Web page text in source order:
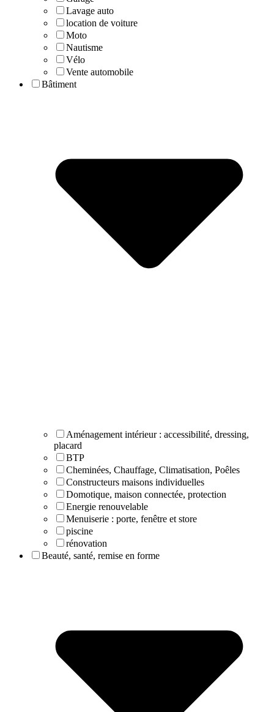
Lavage auto
location de voiture
Moto
Nautisme
Vélo
Vente automobile
Bâtiment
Aménagement intérieur : accessibilité, dressing,
placard
BTP
Cheminées, Chauffage, Climatisation, Poêles
Constructeurs maisons individuelles
Domotique, maison connectée, protection
Energie renouvelable
Menuiserie : porte, fenêtre et store
piscine
rénovation
Beauté, santé, remise en forme